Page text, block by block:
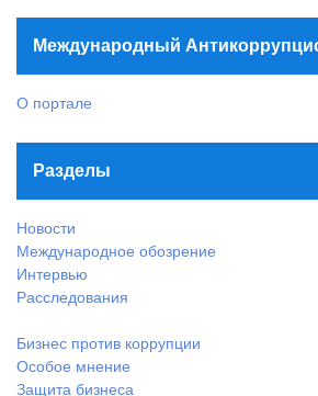
Международный
О портале
Разделы
Новости
Международное обозрение
Интервью
Расследования
Бизнес против коррупции
Особое мнение
Защита бизнеса